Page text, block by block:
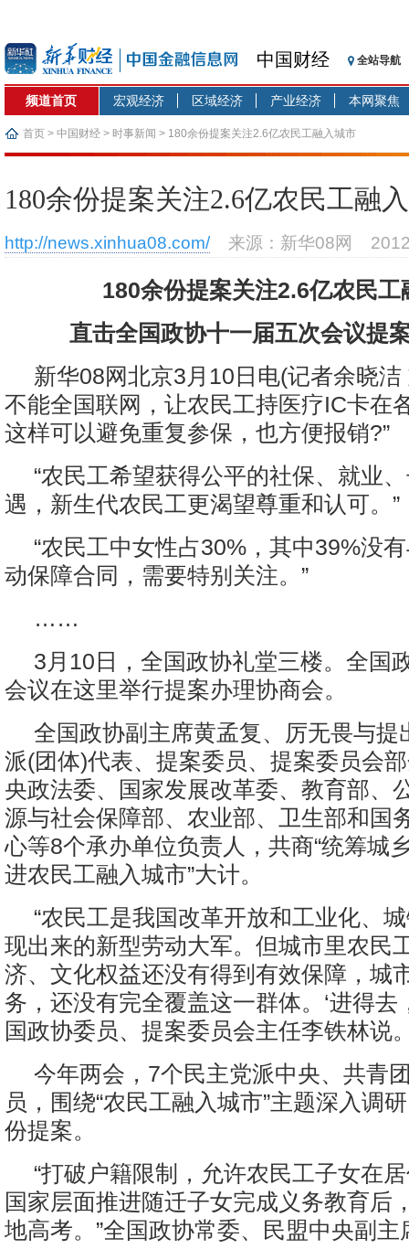
中国财经 全站导航
频道首页 宏观经济 区域经济 产业经济 本网聚焦
首页 > 中国财经 > 时事新闻 > 180余份提案关注2.6亿农民工融入城市
180余份提案关注2.6亿农民工融
http://news.xinhua08.com/ 来源：新华08网
180余份提案关注2.6亿农民工
直击全国政协十一届五次会议提
新华08网北京3月10日电(记者余晓洁
不能全国联网，让农民工持医疗IC卡在
这样可以避免重复参保，也方便报销?”
“农民工希望获得公平的社保、就业
遇，新生代农民工更渴望尊重和认可。”
“农民工中女性占30%，其中39%没
动保障合同，需要特别关注。”
……
3月10日，全国政协礼堂三楼。全国
会议在这里举行提案办理协商会。
全国政协副主席黄孟复、厉无畏与提
派(团体)代表、提案委员、提案委员会
央政法委、国家发展改革委、教育部、
源与社会保障部、农业部、卫生部和国
心等8个承办单位负责人，共商“统筹城
进农民工融入城市”大计。
“农民工是我国改革开放和工业化、
现出来的新型劳动大军。但城市里农民
济、文化权益还没有得到有效保障，城
务，还没有完全覆盖这一群体。‘进得去
国政协委员、提案委员会主任李铁林说
今年两会，7个民主党派中央、共青
员，围绕“农民工融入城市”主题深入调
份提案。
“打破户籍限制，允许农民工子女在
国家层面推进随迁子女完成义务教育后
地高考。”全国政协常委、民盟中央副